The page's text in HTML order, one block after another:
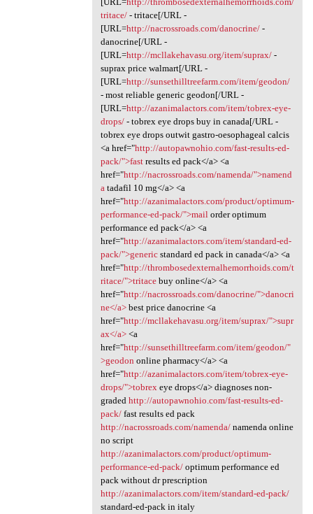
tritace/- tritace[/URL -
[URL=http://nacrossroads.com/danocrine/-
danocrine[/URL -
[URL=http://mcllakehavasu.org/item/suprax/-
suprax price walmart[/URL -
[URL=http://sunsethilltreefarm.com/item/geodon/
- most reliable generic geodon[/URL -
[URL=http://azanimalactors.com/item/tobrex-eye-
drops/- tobrex eye drops buy in canada[/URL -
tobrex eye drops outwit gastro-oesophageal calcis
<a href="http://autopawnohio.com/fast-results-ed-
pack/">fastresults ed pack</a> <a
href="http://nacrossroads.com/namenda/">namend
atadafil 10 mg</a> <a
href="http://azanimalactors.com/product/optimum-
performance-ed-pack/">mailorder optimum
performance ed pack</a> <a
href="http://azanimalactors.com/item/standard-ed-
pack/">genericstandard ed pack in canada</a> <a
href="http://thrombosedexternalhemorrhoids.com/t
ritace/">tritacebuy online</a> <a
href="http://nacrossroads.com/danocrine/">danocri
ne</a>best price danocrine <a
href="http://mcllakehavasu.org/item/suprax/">supr
ax</a><a
href="http://sunsethilltreefarm.com/item/geodon/"
>geodon online pharmacy</a> <a
href="http://azanimalactors.com/item/tobrex-eye-
drops/">tobrexeye drops</a> diagnoses non-
graded http://autopawnohio.com/fast-results-ed-
pack/fast results ed pack
http://nacrossroads.com/namenda/namenda online
no script
http://azanimalactors.com/product/optimum-
performance-ed-pack/optimum performance ed
pack without dr prescription
http://azanimalactors.com/item/standard-ed-pack/
standard-ed-pack in italy